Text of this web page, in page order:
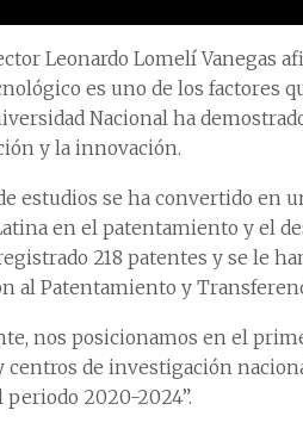
Leonardo Lomelí Vanegas
es uno de los factores
Nacional ha
y la innovación.
estudios se ha convertido
en el patentamiento y el
218 patentes y se le
al Patentamiento y
nos posicionamos en el
de investigación
2020-2024”.